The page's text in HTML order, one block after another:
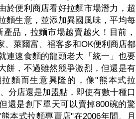
於便利商店看好拉麵市場潛力，超
麵生意，並添加異國風味，平均每
品，拉麵市場越賣越火！目前，
、萊爾富、福客多和OK便利商店都
連速食麵的龍頭老大「統一」也要
餅，不過雖然競爭激烈，但還是有
拉麵而生意興隆的，像"熊本式拉
分店還是加盟點，即使有數十種口
還是創下單天可以賣掉800碗的驚
本式拉麵專賣店"在2006年間、月